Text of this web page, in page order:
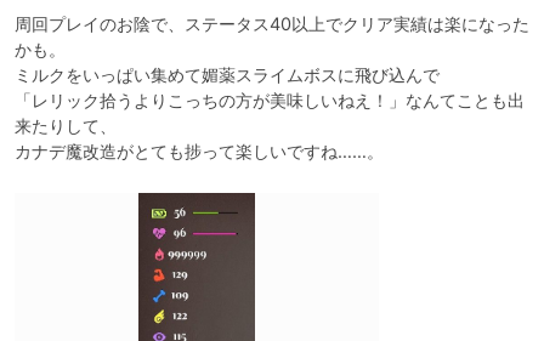
周回プレイのお陰で、ステータス40以上でクリア実績は楽になった
かも。
ミルクをいっぱい集めて媚薬スライムボスに飛び込んで
「レリック拾うよりこっちの方が美味しいねえ！」なんてことも出
来たりして、
カナデ魔改造がとても捗って楽しいですね……。